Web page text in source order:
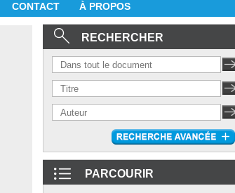
CONTACT À PROPOS
RECHERCHER
PARCOURIR